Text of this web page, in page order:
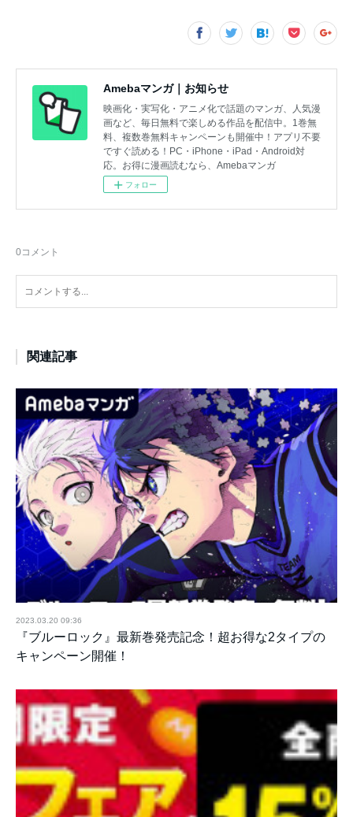
Amebaマンガ｜お知らせ
映画化・実写化・アニメ化で話題のマンガ、人気漫
画など、毎日無料で楽しめる作品を配信中。1巻無
料、複数巻無料キャンペーンも開催中！アプリ不要
ですぐ読める！PC・iPhone・iPad・Android対
応。お得に漫画読むなら、Amebaマンガ
フォロー
0コメント
関連記事
2023.03.20 09:36
『ブルーロック』最新巻発売記念！超お得な2タイプの
キャンペーン開催！